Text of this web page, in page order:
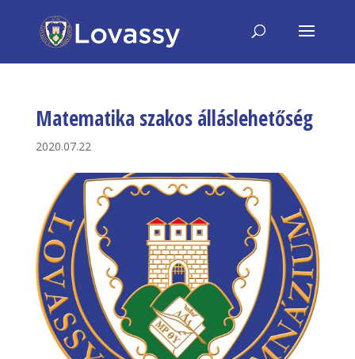
Matematika szakos álláslehetőség
2020.07.22